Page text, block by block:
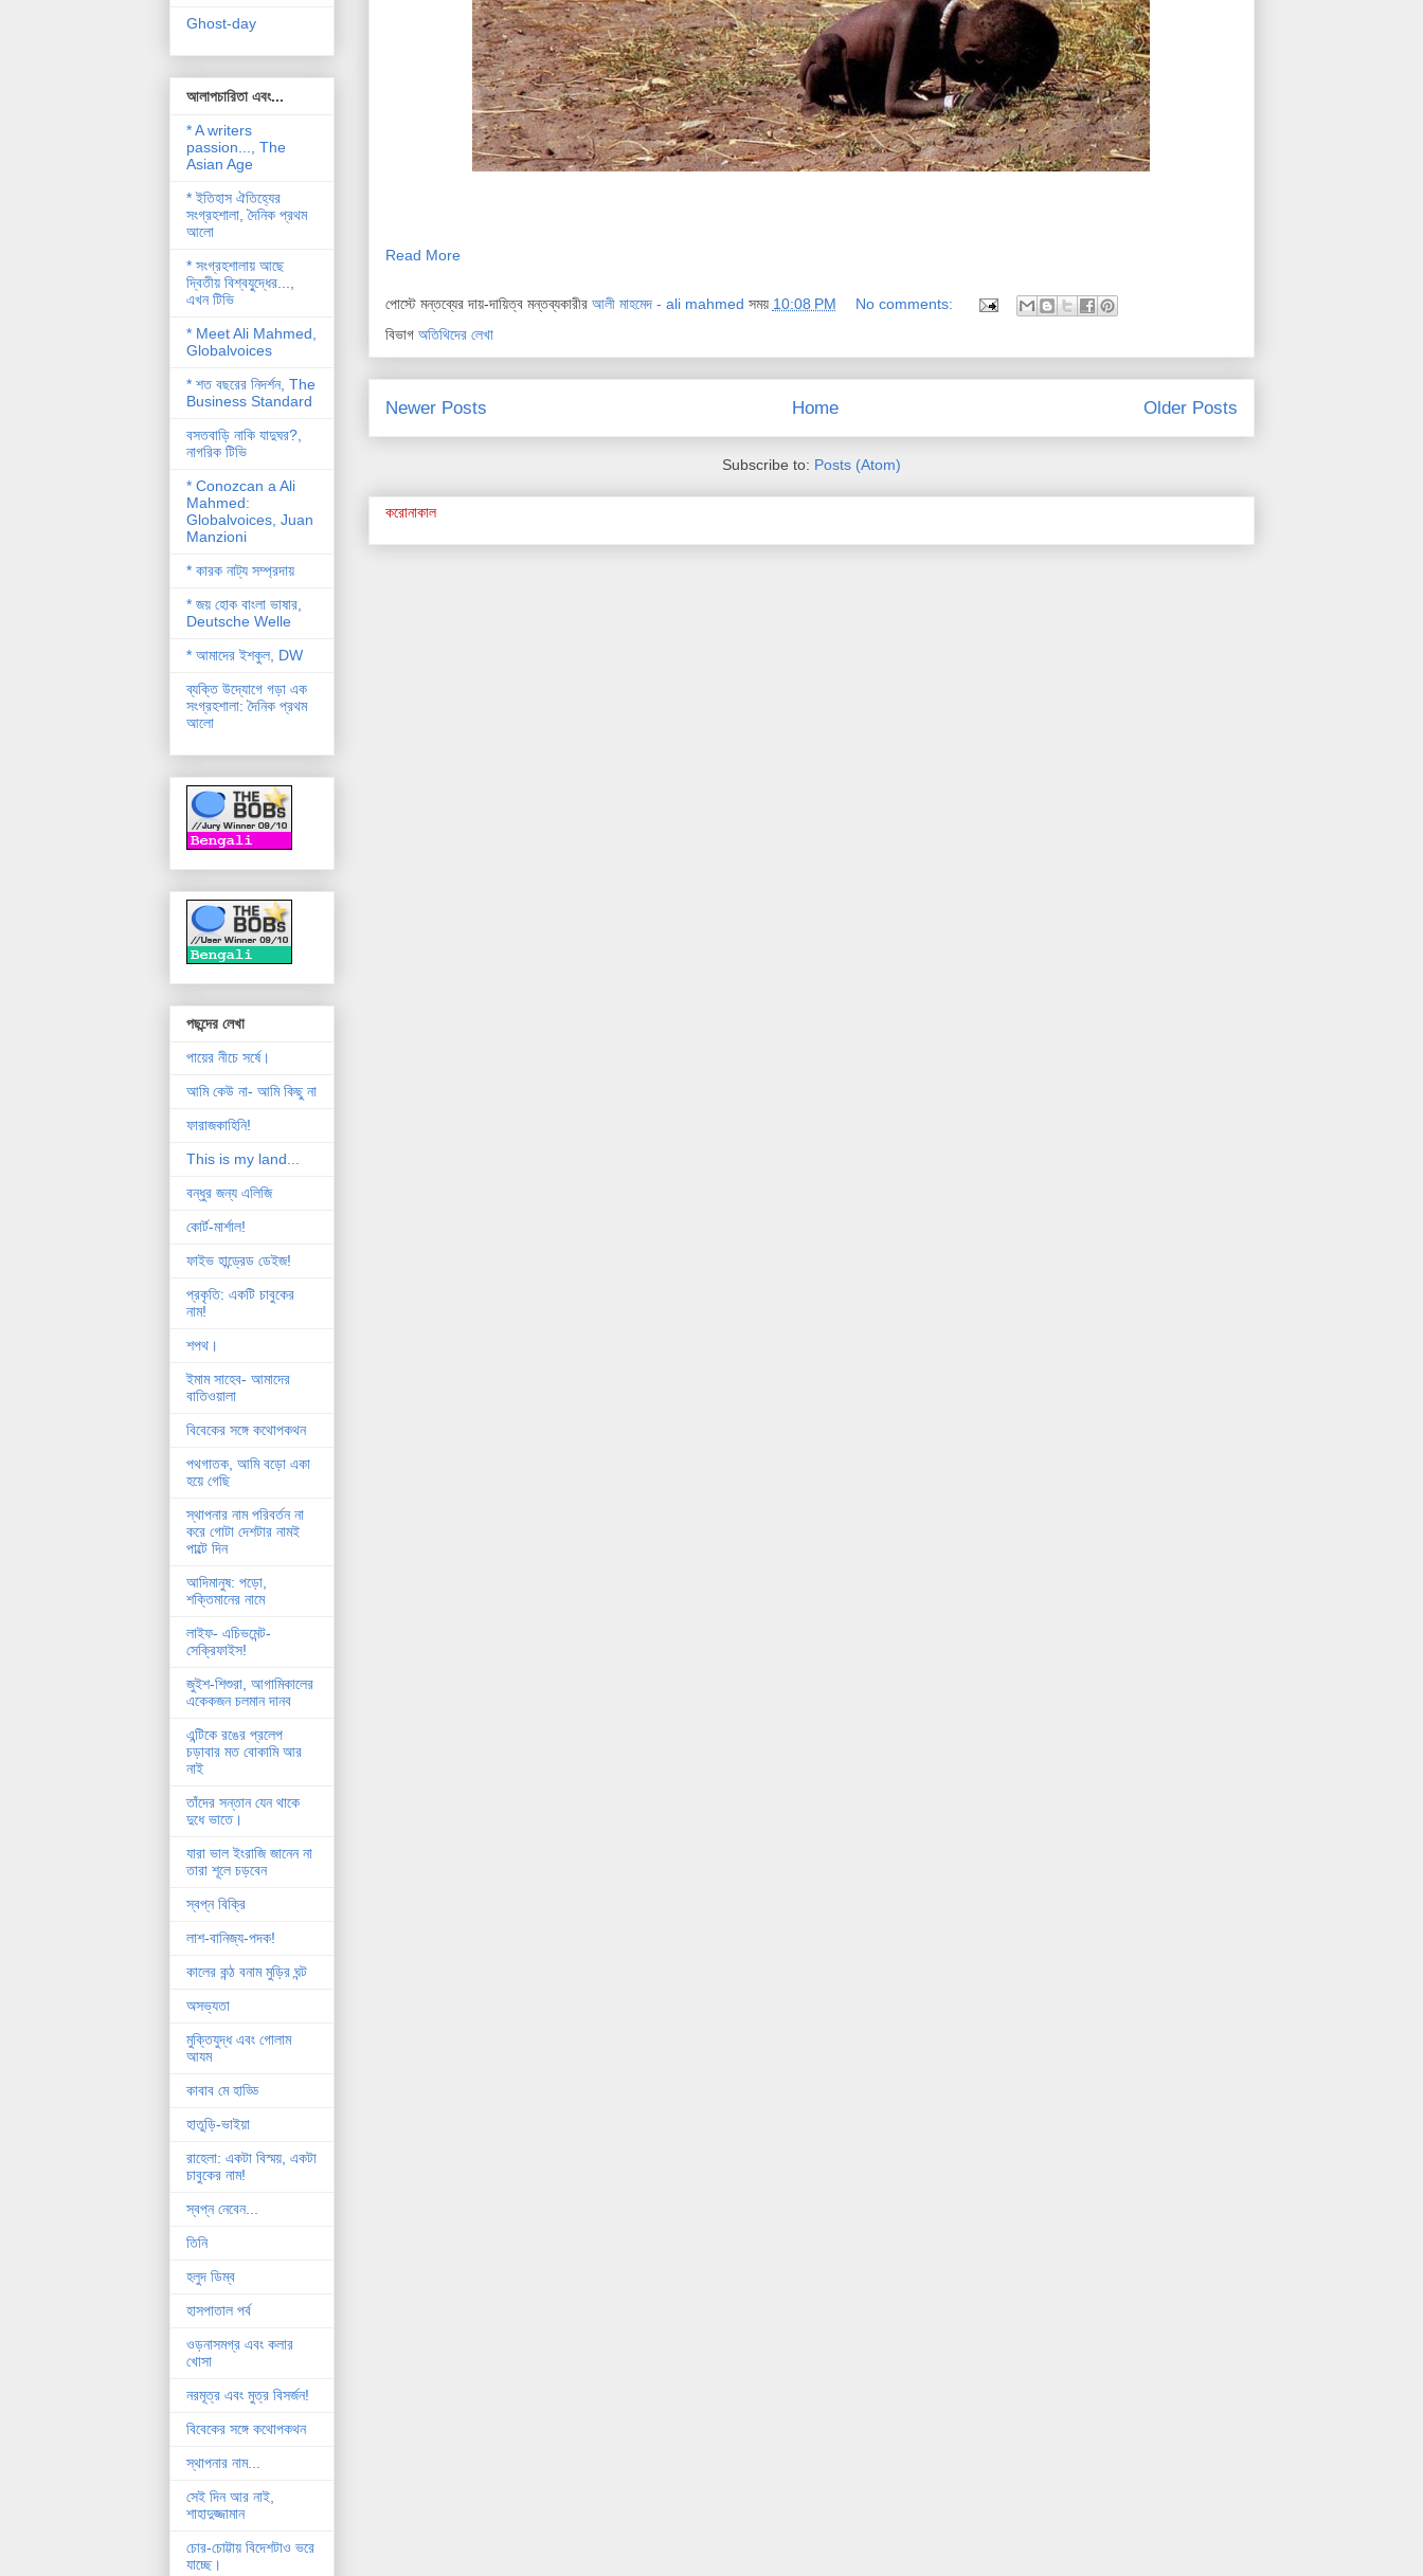
Read More
পোস্টে মন্তব্যের দায়-দায়িত্ব মন্তব্যকারীর আলী মাহমেদ - ali mahmed সময় 10:08 PM
No comments:
বিভাগ অতিথিদের লেখা
Newer Posts Older Posts
Home
Subscribe to: Posts (Atom)
করোনাকাল
Ghost-day
আলাপচারিতা এবং...
* A writers
passion..., The
Asian Age
* ইতিহাস ঐতিহ্যের
সংগ্রহশালা, দৈনিক প্রথম
আলো
* সংগ্রহশালায় আছে
দ্বিতীয় বিশ্বযু্দ্ধের...,
এখন টিভি
* Meet Ali Mahmed,
Globalvoices
* শত বছরের নিদর্শন, The
Business Standard
বসতবাড়ি নাকি যাদুঘর?,
নাগরিক টিভি
* Conozcan a Ali
Mahmed:
Globalvoices, Juan
Manzioni
* কারক নাট্য সম্প্রদায়
* জয় হোক বাংলা ভাষার,
Deutsche Welle
* আমাদের ইশকুল, DW
ব্যক্তি উদ্যোগে গড়া এক
সংগ্রহশালা: দৈনিক প্রথম
আলো
পছন্দের লেখা
পায়ের নীচে সর্ষে।
আমি কেউ না- আমি কিছু না
ফারাজকাহিনি!
This is my land...
বন্ধুর জন্য এলিজি
কোর্ট-মার্শাল!
ফাইভ হান্ড্রেড ডেইজ!
প্রকৃতি: একটি চাবুকের
নাম!
শপথ।
ইমাম সাহেব- আমাদের
বাতিওয়ালা
বিবেকের সঙ্গে কথোপকথন
পথগাতক, আমি বড়ো একা
হয়ে গেছি
স্থাপনার নাম পরিবর্তন না
করে গোটা দেশটার নামই
পাল্টে দিন
আদিমানুষ: পড়ো,
শক্তিমানের নামে
লাইফ- এচিভমেন্ট-
সেক্রিফাইস!
জুইশ-শিশুরা, আগামিকালের
একেকজন চলমান দানব
এন্টিকে রঙের প্রলেপ
চড়াবার মত বোকামি আর
নাই
তাঁদের সন্তান যেন থাকে
দুধে ভাতে।
যারা ভাল ইংরাজি জানেন না
তারা শূলে চড়বেন
স্বপ্ন বিক্রি
লাশ-বানিজ্য-পদক!
কালের কন্ঠ বনাম মুড়ির ঘন্ট
অসভ্যতা
মুক্তিযুদ্ধ এবং গোলাম
আযম
কাবাব মে হাড্ডি
হাতুড়ি-ভাইয়া
রাহেলা: একটা বিস্ময়, একটা
চাবুকের নাম!
স্বপ্ন নেবেন...
তিনি
হলুদ ডিম্ব
হাসপাতাল পর্ব
ওড়নাসমগ্র এবং কলার
খোসা
নরমূত্র এবং মুত্র বিসর্জন!
বিবেকের সঙ্গে কথোপকথন
স্থাপনার নাম...
সেই দিন আর নাই,
শাহাদুজ্জামান
চোর-চোট্টায় বিদেশটাও ভরে
যাচ্ছে।